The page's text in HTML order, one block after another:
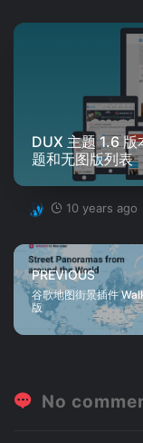
DUX 主题 1.6
题和无图版列表
10 years ago
PREVIOUS
谷歌地图街景插件
版
No